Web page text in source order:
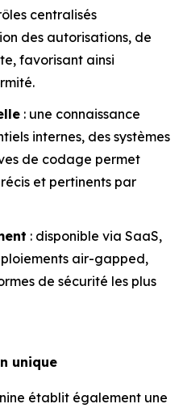
centralisés
des autorisations, de
favorisant ainsi
: une connaissance
internes, des systèmes
de codage permet
et pertinents par
: disponible via SaaS,
air-gapped,
de sécurité les plus
unique
établit également une